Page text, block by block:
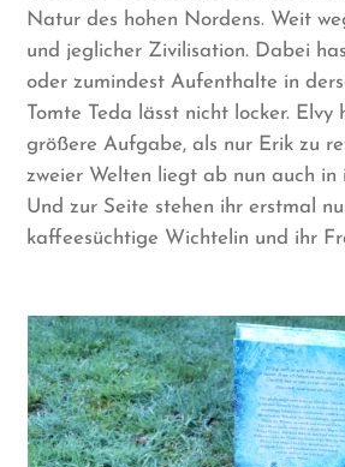
Natur des hohen Nordens. Weit
und jeglicher Zivilisation. Dabei
oder zumindest Aufenthalte in
Tomte Teda lässt nicht locker. Elvy
größere Aufgabe, als nur Erik zu
zweier Welten liegt ab nun auch in
Und zur Seite stehen ihr erstmal
kaffeesüchtige Wichtelin und ihr